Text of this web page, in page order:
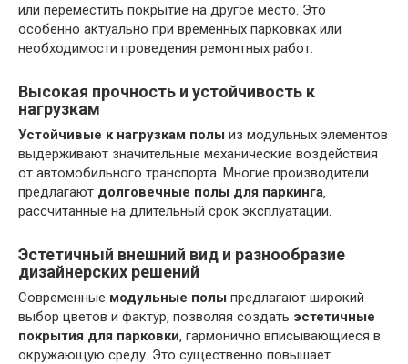
или переместить покрытие на другое место. Это
особенно актуально при временных парковках или
необходимости проведения ремонтных работ.
Высокая прочность и устойчивость к
нагрузкам
Устойчивые к нагрузкам полы из модульных элементов
выдерживают значительные механические воздействия
от автомобильного транспорта. Многие производители
предлагают долговечные полы для паркинга‚
рассчитанные на длительный срок эксплуатации.
Эстетичный внешний вид и разнообразие
дизайнерских решений
Современные модульные полы предлагают широкий
выбор цветов и фактур‚ позволяя создать эстетичные
покрытия для парковки‚ гармонично вписывающиеся в
окружающую среду. Это существенно повышает